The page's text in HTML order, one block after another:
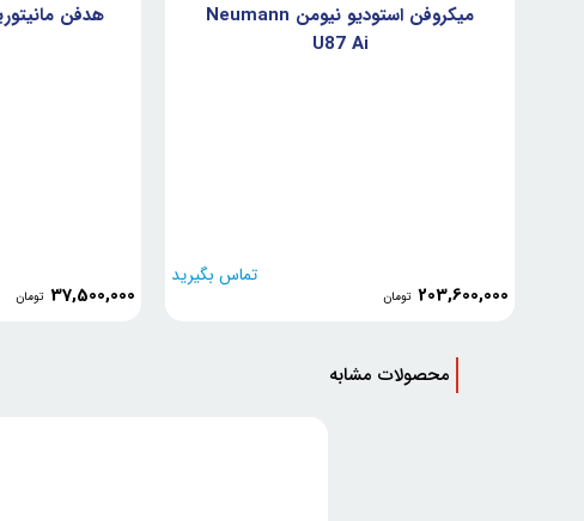
میکروفن استودیو نیومن Neumann
U87 Ai
203,600,000 تومان
تماس بگیرید
37,500,000 تومان
محصولات مشابه